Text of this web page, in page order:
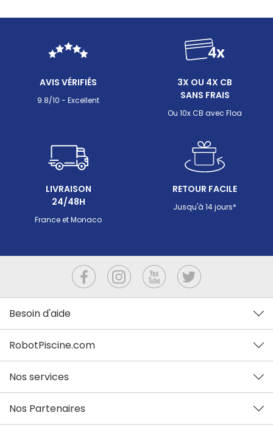
AVIS VÉRIFIÉS
9.8/10 - Excellent
3X OU 4X CB
SANS FRAIS
Ou 10x CB avec Floa
LIVRAISON
24/48H
France et Monaco
RETOUR FACILE
Jusqu'à 14 jours*
Besoin d'aide
RobotPiscine.com
Nos services
Nos Partenaires